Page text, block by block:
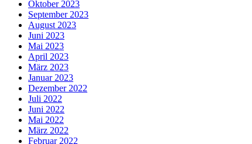
Oktober 2023
September 2023
August 2023
Juni 2023
Mai 2023
April 2023
März 2023
Januar 2023
Dezember 2022
Juli 2022
Juni 2022
Mai 2022
März 2022
Februar 2022